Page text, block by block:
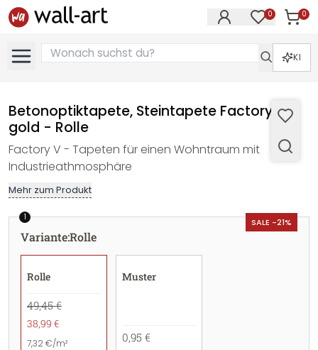
0 0
KI
Betonoptiktapete, Steintapete Factory V
gold - Rolle
Factory V - Tapeten für einen Wohntraum mit
Industrieathmosphäre
Mehr zum Produkt
SALE -21%
1
Variante:Rolle
Rolle
49,45 €
38,99 €
7,32 €/m²
Muster
0,95 €